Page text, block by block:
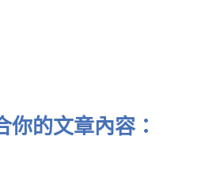
你的文章內容：